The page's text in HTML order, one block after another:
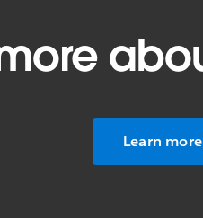
Learn more